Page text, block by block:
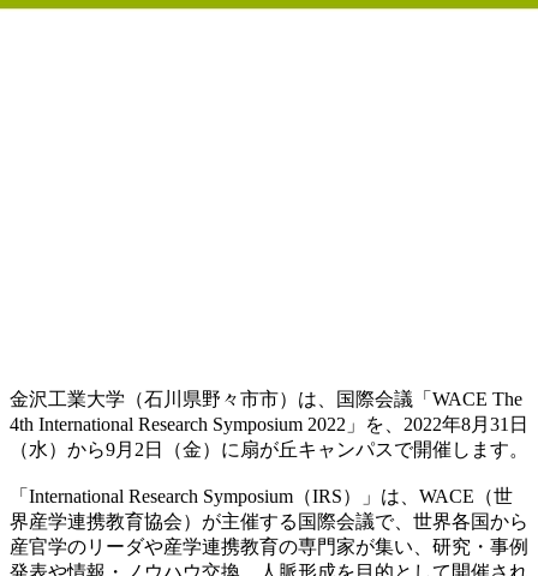
金沢工業大学（石川県野々市市）は、国際会議「WACE The
4th International Research Symposium 2022」を、2022年8月31日
（水）から9月2日（金）に扇が丘キャンパスで開催します。
「International Research Symposium（IRS）」は、WACE（世
界産学連携教育協会）が主催する国際会議で、世界各国から
産官学のリーダや産学連携教育の専門家が集い、研究・事例
発表や情報・ノウハウ交換、人脈形成を目的として開催され